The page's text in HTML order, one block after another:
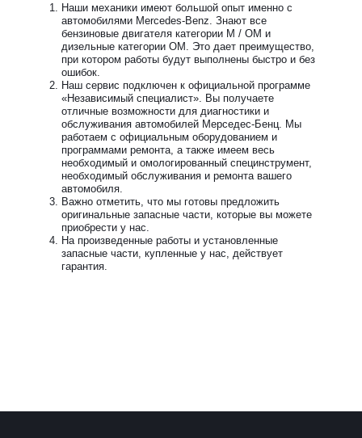
Наши механики имеют большой опыт именно с
автомобилями Mercedes-Benz. Знают все
бензиновые двигателя категории М / ОМ и
дизельные категории ОМ. Это дает преимущество,
при котором работы будут выполнены быстро и без
ошибок.
Наш сервис подключен к официальной программе
«Независимый специалист». Вы получаете
отличные возможности для диагностики и
обслуживания автомобилей Мерседес-Бенц. Мы
работаем с официальным оборудованием и
программами ремонта, а также имеем весь
необходимый и омологированный специнструмент,
необходимый обслуживания и ремонта вашего
автомобиля.
Важно отметить, что мы готовы предложить
оригинальные запасные части, которые вы можете
приобрести у нас.
На произведенные работы и установленные
запасные части, купленные у нас, действует
гарантия.